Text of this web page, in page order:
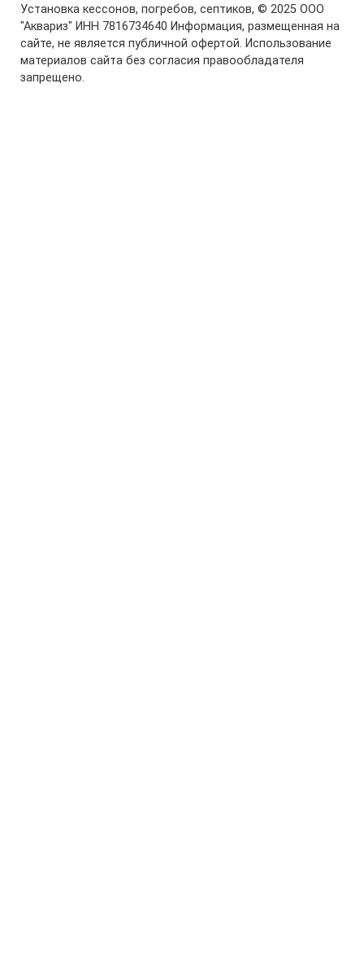
Установка кессонов, погребов, септиков, © 2025 ООО
"Аквариз" ИНН 7816734640 Информация, размещенная на
сайте, не является публичной офертой. Использование
материалов сайта без согласия правообладателя
запрещено.